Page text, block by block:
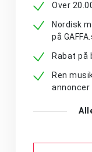
Over
Nordisk
på
Rabat
Ren
annoncer